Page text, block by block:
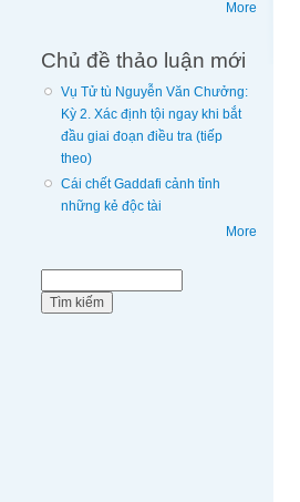
More
Chủ đề thảo luận mới
Vụ Tử tù Nguyễn Văn Chưởng:
Kỳ 2. Xác định tội ngay khi bắt
đầu giai đoạn điều tra (tiếp
theo)
Cái chết Gaddafi cảnh tỉnh
những kẻ độc tài
More